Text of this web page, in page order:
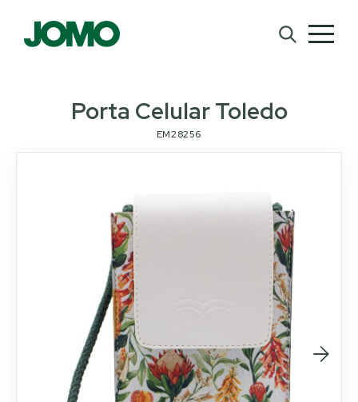
Porta Celular Toledo
EM28256